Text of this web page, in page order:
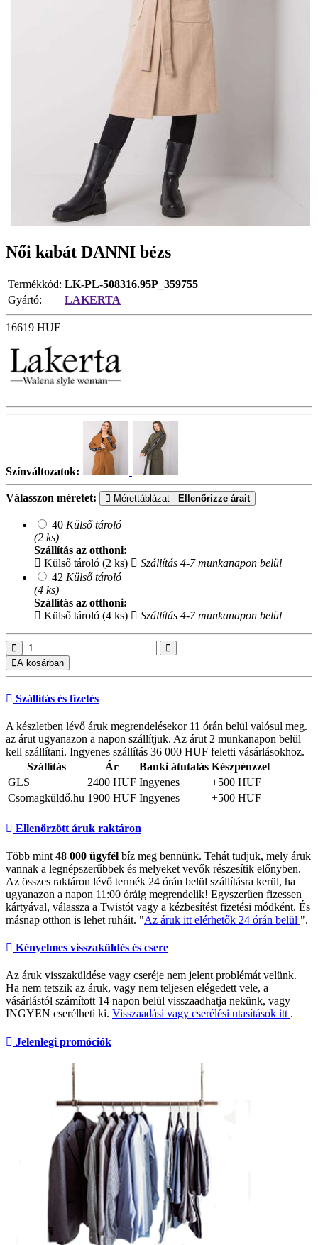
Női kabát DANNI bézs
Termékkód: LK-PL-508316.95P_359755
Gyártó:
LAKERTA
16619 HUF
Színváltozatok:
Válasszon méretet: Mérettáblázat - Ellenőrizze árait
40 Külső tároló
(2 ks)
Szállítás az otthoni:
Külső tároló (2 ks)
Szállítás 4-7 munkanapon belül
42 Külső tároló
(4 ks)
Szállítás az otthoni:
Külső tároló (4 ks)
Szállítás 4-7 munkanapon belül
A kosárban
Szállítás és fizetés
A készletben lévő áruk megrendelésekor 11 órán belül valósul meg.
az árut ugyanazon a napon szállítjuk. Az árut 2 munkanapon belül
kell szállítani. Ingyenes szállítás 36 000 HUF feletti vásárlásokhoz.
Szállítás
Ár Banki átutalás Készpénzzel
GLS
2400 HUF Ingyenes
+500 HUF
Csomagküldő.hu 1900 HUF Ingyenes +500 HUF
Ellenőrzött áruk raktáron
Több mint 48 000 ügyfél bíz meg bennünk. Tehát tudjuk, mely áruk
vannak a legnépszerűbbek és melyeket vevők részesítik előnyben.
Az összes raktáron lévő termék 24 órán belül szállításra kerül, ha
ugyanazon a napon 11:00 óráig megrendelik! Egyszerűen fizessen
kártyával, válassza a Twistót vagy a kézbesítést fizetési módként. És
másnap otthon is lehet ruháit. "Az áruk itt elérhetők 24 órán belül ".
Kényelmes visszaküldés és csere
Az áruk visszaküldése vagy cseréje nem jelent problémát velünk.
Ha nem tetszik az áruk, vagy nem teljesen elégedett vele, a
vásárlástól számított 14 napon belül visszaadhatja nekünk, vagy
INGYEN cserélheti ki. Visszaadási vagy cserélési utasítások itt .
Jelenlegi promóciók